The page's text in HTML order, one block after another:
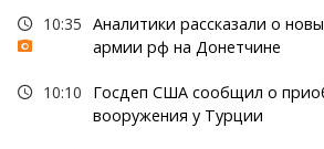
10:35 Аналитики рассказали о
армии рф на Донетчине
10:10
Госдеп США сообщил о
вооружения у Турции